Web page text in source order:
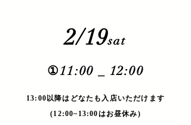
2/19sat
①11:00 _ 12:00
​13:00以降はどなたも入店いただけます
(12:00~13:00はお昼休み)